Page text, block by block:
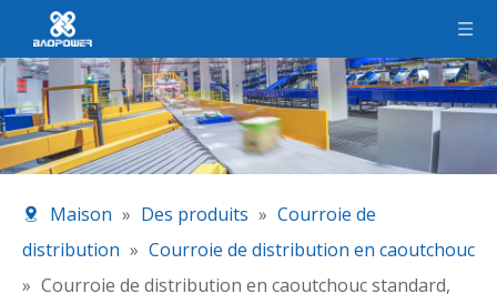
Maison » Des produits » Courroie de
distribution » Courroie de distribution en caoutchouc
» Courroie de distribution en caoutchouc standard,